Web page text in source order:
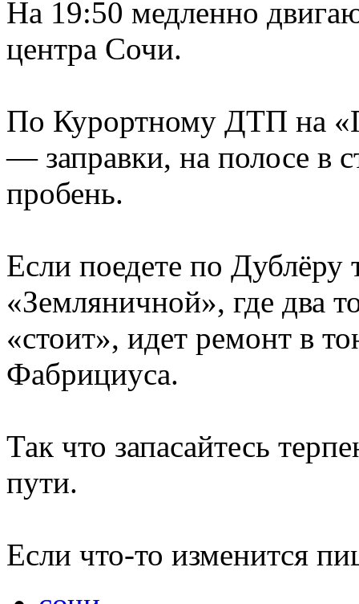
На 19:50 медленно
центра Сочи.
По Курортному ДТП на
— заправки, на полосе в
пробень.
Если поедете по Дублёру
«Земляничной», где два
«стоит», идет ремонт в
Фабрициуса.
Так что запасайтесь
пути.
Если что-то изменится